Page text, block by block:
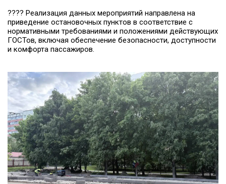
???? Реализация данных мероприятий направлена на
приведение остановочных пунктов в соответствие с
нормативными требованиями и положениями действующих
ГОСТов, включая обеспечение безопасности, доступности
и комфорта пассажиров.